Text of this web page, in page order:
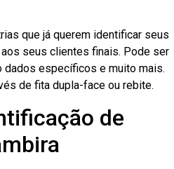
que já querem identificar seus
seus clientes finais. Pode ser
dados específicos e muito mais.
de fita dupla-face ou rebite.
de